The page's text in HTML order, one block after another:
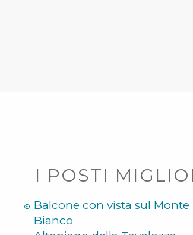
I POSTI
Balcone con vista sul Monte
Bianco